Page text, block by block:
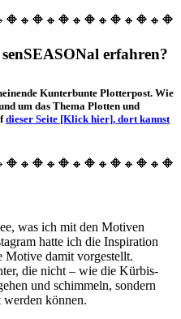
erfahren?
Kunterbunte Plotterpost. Wie
um das Thema Plotten und
dieser Seite [Klick hier], dort kannst
was ich mit den Motiven
hatte ich die Inspiration
Motive damit vorgestellt.
die nicht – wie die Kürbis-
und schimmeln, sondern
werden können.